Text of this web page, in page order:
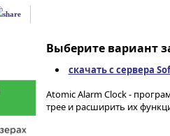
Выберите вариант
скачать с сервера
Atomic Alarm Clock -
трее и расширить их